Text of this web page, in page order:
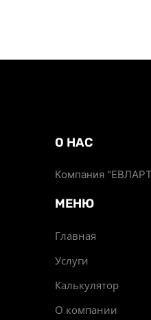
О НАС
Компания
МЕНЮ
Главная
Услуги
Калькулятор
О компании